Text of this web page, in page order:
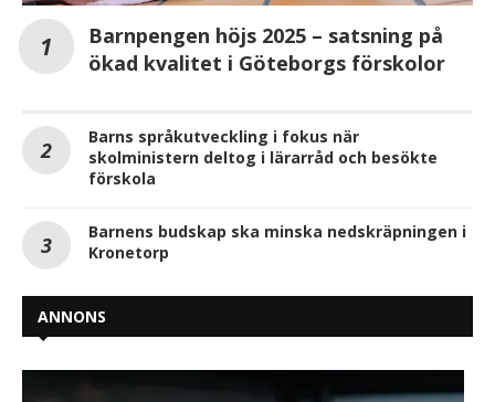
Barnpengen höjs 2025 – satsning på
ökad kvalitet i Göteborgs förskolor
Barns språkutveckling i fokus när
skolministern deltog i lärarråd och besökte
förskola
Barnens budskap ska minska nedskräpningen i
Kronetorp
ANNONS